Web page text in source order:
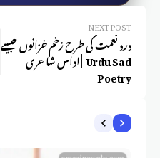
NEXT POST
درد نعمت کی طرح زخم خزانوں جیسے
| اداس شاعری | Urdu Sad
Poetry